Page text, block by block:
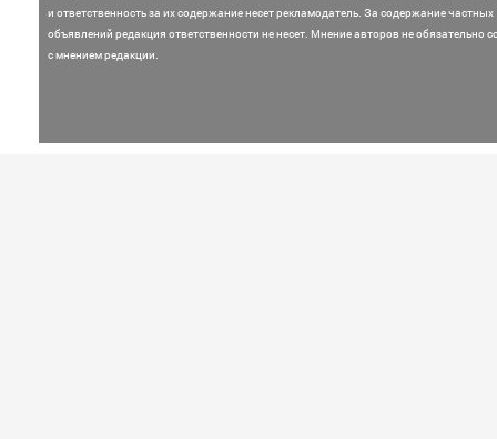
и ответственность за их содержание несет рекламодатель. За содержание частных
объявлений редакция ответственности не несет. Мнениеавторов не обязательно
с мнением редакции.